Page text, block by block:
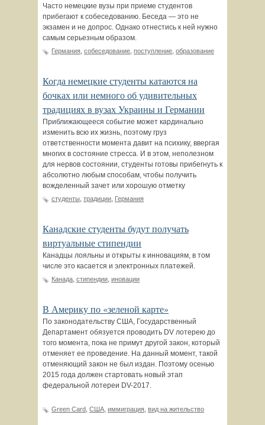
Часто немецкие вузы при приеме студентов
прибегают к собеседованию. Беседа — это не
экзамен и не допрос. Однако отнестись к ней нужно
самым серьезным образом.
Германия собеседование поступление образование
Когда немецкие студенты катаются на
бочках или немного об удивительных
традициях в вузах Украины и Германии
Приближающееся событие может кардинально
изменить всю их жизнь, поэтому груз
ответственности момента давит на психику, ввергая
многих в состояние стресса. И в этом, неполезном
для нервов состоянии, студенты готовы прибегнуть к
абсолютно любым способам, чтобы получить
вожделенный зачет или хорошую отметку
студенты традиции Германия
Канадские студенты будут получать
виртуальные стипендии
Канадцы лояльны и открыты к инновациям, в том
числе это касается и электронных платежей.
Канада стипендии иновации
В Америку по «зеленой карте»
По законодательству США, Государственный
Департамент обязуется проводить DV лотерею до
того момента, пока не примут другой закон, который
отменяет ее проведение. На данный момент, такой
отменяющий закон не был издан. Поэтому осенью
2015 года должен стартовать новый этап
федеральной лотереи DV-2017.
Green Card США иммиграция вид на жительство